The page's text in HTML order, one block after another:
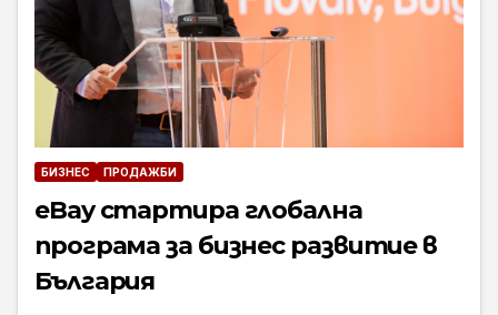
БИЗНЕС ПРОДАЖБИ
eBay стартира глобална
програма за бизнес развитие в
България